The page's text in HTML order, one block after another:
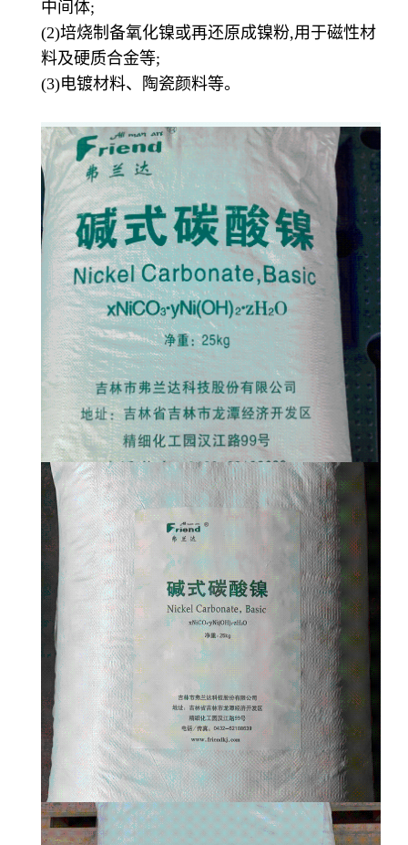
中间体;
(2)培烧制备氧化镍或再还原成镍粉,用于磁性材
料及硬质合金等;
(3)电镀材料、陶瓷颜料等。